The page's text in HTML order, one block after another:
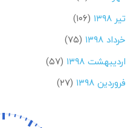
تیر ۱۳۹۸
(۱۰۶)
خرداد ۱۳۹۸
(۷۵)
اردیبهشت ۱۳۹۸
(۵۷)
فروردین ۱۳۹۸
(۲۷)